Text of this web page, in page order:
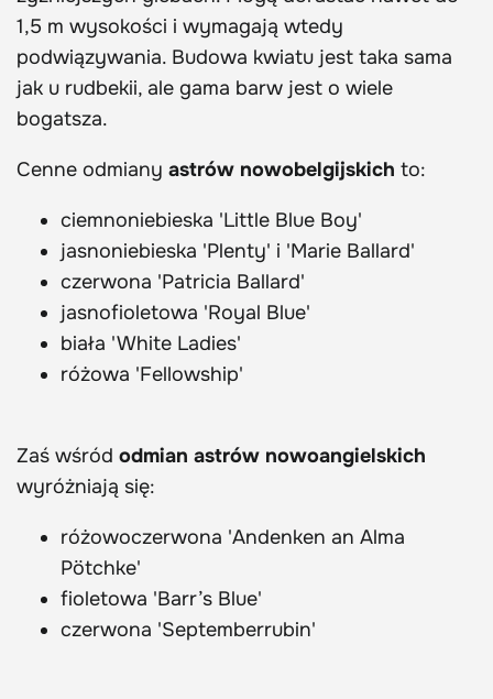
1,5 m wysokości i wymagają wtedy
podwiązywania. Budowa kwiatu jest taka sama
jak u rudbekii, ale gama barw jest o wiele
bogatsza.
Cenne odmiany astrów nowobelgijskich to:
ciemnoniebieska 'Little Blue Boy'
jasnoniebieska 'Plenty' i 'Marie Ballard'
czerwona 'Patricia Ballard'
jasnofioletowa 'Royal Blue'
biała 'White Ladies'
różowa 'Fellowship'
Zaś wśród odmian astrów nowoangielskich
wyróżniają się:
różowoczerwona 'Andenken an Alma
Pötchke'
fioletowa 'Barr’s Blue'
czerwona 'Septemberrubin'